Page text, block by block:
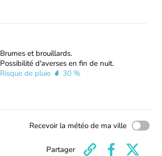
Brumes et brouillards.
Possibilité d'averses en fin de nuit.
Risque de pluie
30 %
Recevoir la météo de ma ville
Partager